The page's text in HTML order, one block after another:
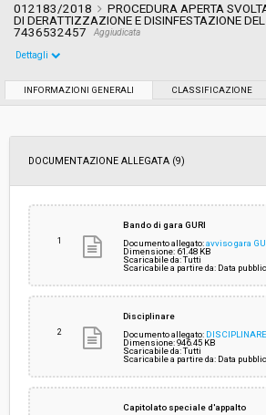
012183/2018
PROCEDURA APERTA
DI DERATTIZZAZIONE E DISINFESTAZIONE
7436532457
Aggiudicata
Data pubblicazione:
Svolgimento:
Responsabile attuale:
COMUNE
Polizia
Civile –
POAP ciclo
Dettagli
INFORMAZIONI GENERALI CLASSIFICAZIONE
DOCUMENTAZIONE ALLEGATA (9)
1
Bando di gara GURI
Documento allegato:avviso gara
Dimensione: 61.48 KB
Scaricabile da: Tutti
Scaricabile a partire da: Data
2
Disciplinare
Documento allegato:
Dimensione: 946.45 KB
Scaricabile da: Tutti
Scaricabile a partire da: Data
Capitolato speciale d'appalto